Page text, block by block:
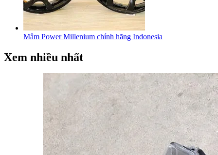
Mâm Power Millenium chính hãng Indonesia
Xem nhiều nhất